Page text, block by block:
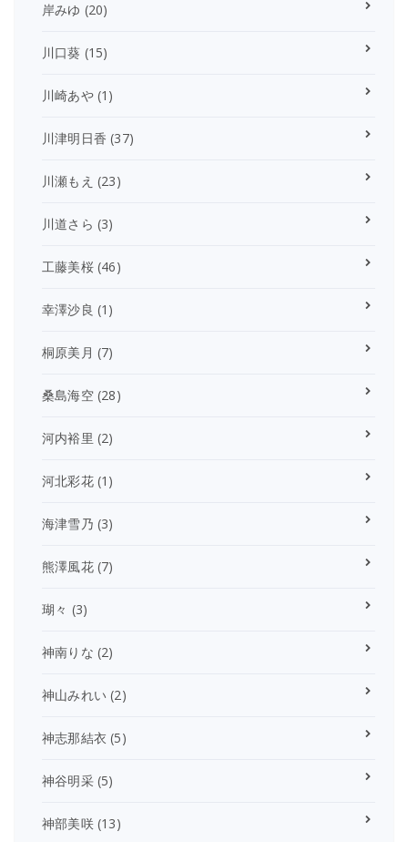
岸みゆ (20)
川口葵 (15)
川崎あや(1)
川津明日香 (37)
川瀬もえ (23)
川道さら (3)
工藤美桜(46)
幸澤沙良 (1)
桐原美月 (7)
桑島海空(28)
河内裕里 (2)
河北彩花(1)
海津雪乃 (3)
熊澤風花(7)
瑚々 (3)
神南りな (2)
神山みれい (2)
神志那結衣 (5)
神谷明采(5)
神部美咲(13)